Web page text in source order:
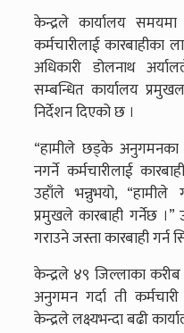
केन्द्रले कार्यालय
कर्मचारीलाई कारबाहीका
अधिकारी डोलनाथ
सम्बन्धित कार्यालय
निर्देशन दिएको छ ।
“हामीले छड्के अनुगमनका
नगर्ने कर्मचारीलाई
उहाँले भन्नुभयो, “हामीले
प्रमुखले कारबाही गर्नेछ
गराउने जस्ता कारबाही गर्न
केन्द्रले ४९ जिल्लाका
अनुगमन गर्दा ती
केन्द्रले लक्ष्यभन्दा बढी